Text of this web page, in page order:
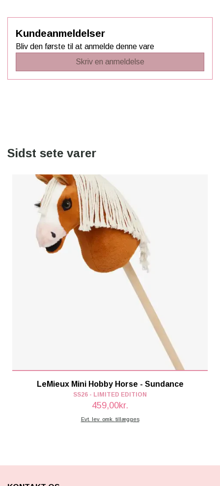
Kundeanmeldelser
Bliv den første til at anmelde denne vare
Skriv en anmeldelse
Sidst sete varer
LeMieux Mini Hobby Horse - Sundance
SS26 - LIMITED EDITION
459,00kr.
Evt. lev. omk. tillægges